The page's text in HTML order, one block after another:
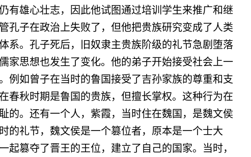
有雄心壮志，因此他试图通过培训学生来推广和继
孔子在政治上失败了，但他把贵族研究变成了人类
系。孔子死后，旧奴隶主贵族阶级的礼节急剧堕落
家思想也发生了变化。他的弟子开始接受社会上一
例如曾子在当时的鲁国接受了吉孙家族的尊重和支
春秋时期是鲁国的贵族，但擅长掌权。这种行为在
的。还有一个人，紫霞，当时住在魏国，是魏文侯
的礼节，魏文侯是一个篡位者，原本是一个士大
起篡夺了晋王的王位，建立了自己的国家。当时，